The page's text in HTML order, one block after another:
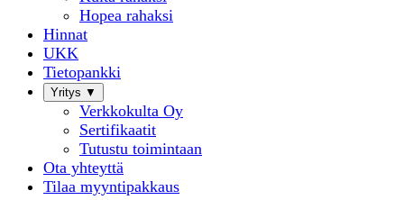
Hopea rahaksi
Hinnat
UKK
Tietopankki
Yritys ▼
Verkkokulta Oy
Sertifikaatit
Tutustu toimintaan
Ota yhteyttä
Tilaa myyntipakkaus